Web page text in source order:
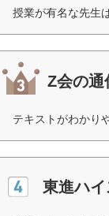
授業が有名な先生
Z会の通
テキストがわかり
東進ハ